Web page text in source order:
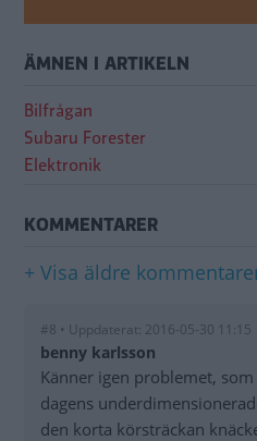
ÄMNEN I ARTIKELN
Bilfrågan
Subaru Forester
Elektronik
KOMMENTARER
+ Visa äldre
#8 • Uppdaterat: 2016-05-30 11:15
benny karlsson
Känner igen problemet,
dagens
den korta körsträckan